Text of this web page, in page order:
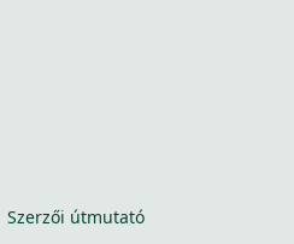
Szerzői útmutató